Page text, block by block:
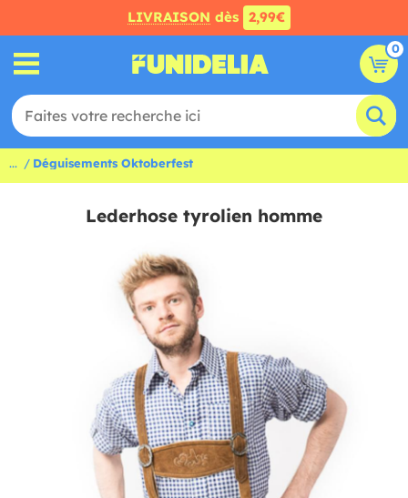
LIVRAISON dès 2,99€
0
... Déguisements Oktoberfest
Lederhose tyrolien homme